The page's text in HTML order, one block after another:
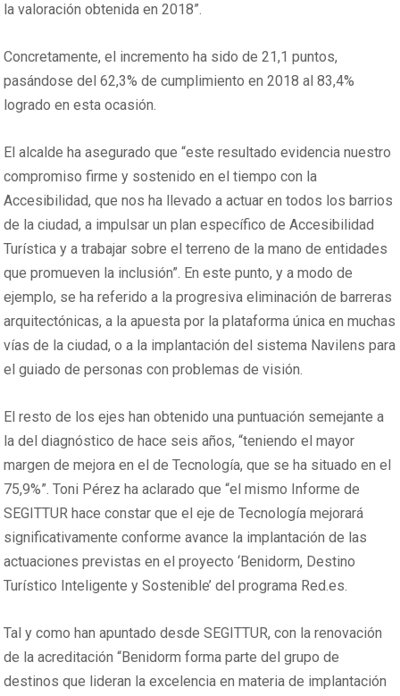
la valoración obtenida en 2018”.
Concretamente, el incremento ha sido de 21,1 puntos,
pasándose del 62,3% de cumplimiento en 2018 al 83,4%
logrado en esta ocasión.
El alcalde ha asegurado que “este resultado evidencia nuestro
compromiso firme y sostenido en el tiempo con la
Accesibilidad, que nos ha llevado a actuar en todos los barrios
de la ciudad, a impulsar un plan específico de Accesibilidad
Turística y a trabajar sobre el terreno de la mano de entidades
que promueven la inclusión”. En este punto, y a modo de
ejemplo, se ha referido a la progresiva eliminación de barreras
arquitectónicas, a la apuesta por la plataforma única en muchas
vías de la ciudad, o a la implantación del sistema Navilens para
el guiado de personas con problemas de visión.
El resto de los ejes han obtenido una puntuación semejante a
la del diagnóstico de hace seis años, “teniendo el mayor
margen de mejora en el de Tecnología, que se ha situado en el
75,9%”. Toni Pérez ha aclarado que “el mismo Informe de
SEGITTUR hace constar que el eje de Tecnología mejorará
significativamente conforme avance la implantación de las
actuaciones previstas en el proyecto ‘Benidorm, Destino
Turístico Inteligente y Sostenible’ del programa Red.es.
Tal y como han apuntado desde SEGITTUR, con la renovación
de la acreditación “Benidorm forma parte del grupo de
destinos que lideran la excelencia en materia de implantación